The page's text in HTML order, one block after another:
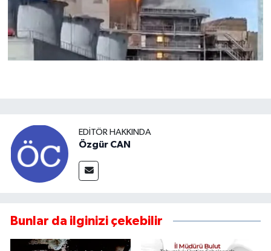
EDITÖR HAKKINDA
Özgür CAN
Bunlar da ilginizi çekebilir